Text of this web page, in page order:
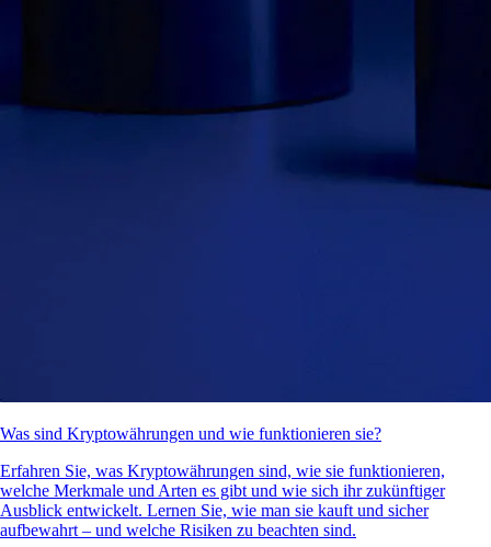
Was sind Kryptowährungen und wie funktionieren sie?
Erfahren Sie, was Kryptowährungen sind, wie sie funktionieren,
welche Merkmale und Arten es gibt und wie sich ihr zukünftiger
Ausblick entwickelt. Lernen Sie, wie man sie kauft und sicher
aufbewahrt – und welche Risiken zu beachten sind.